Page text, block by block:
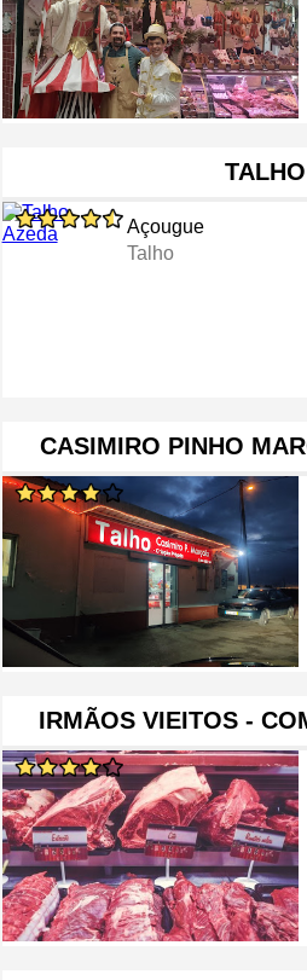
Açougue
Talho
CASIMIRO PINHO
IRMÃOS VIEITOS -